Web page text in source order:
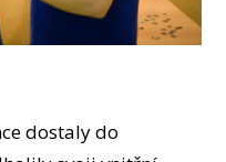
dostaly do